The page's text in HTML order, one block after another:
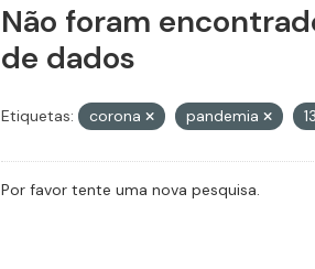
Não foram
de dados
Etiquetas: corona pandemia
Por favor tente uma nova pesquisa.